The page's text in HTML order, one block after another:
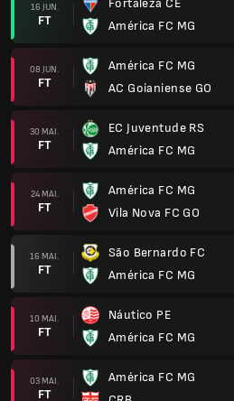
16 JUN.
FT
Fortaleza CE
América FC MG
08 JUN.
FT
América FC MG
AC Goianiense GO
30 MAI.
FT
EC Juventude RS
América FC MG
24 MAI.
FT
América FC MG
Vila Nova FC GO
16 MAI.
FT
São Bernardo FC
América FC MG
10 MAI.
FT
Náutico PE
América FC MG
03 MAI.
FT
América FC MG